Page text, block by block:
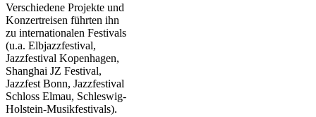
Verschiedene Projekte und
Konzertreisen führten ihn
zu internationalen Festivals
(u.a. Elbjazzfestival,
Jazzfestival Kopenhagen,
Shanghai JZ Festival,
Jazzfest Bonn, Jazzfestival
Schloss Elmau, Schleswig-
Holstein-Musikfestivals).